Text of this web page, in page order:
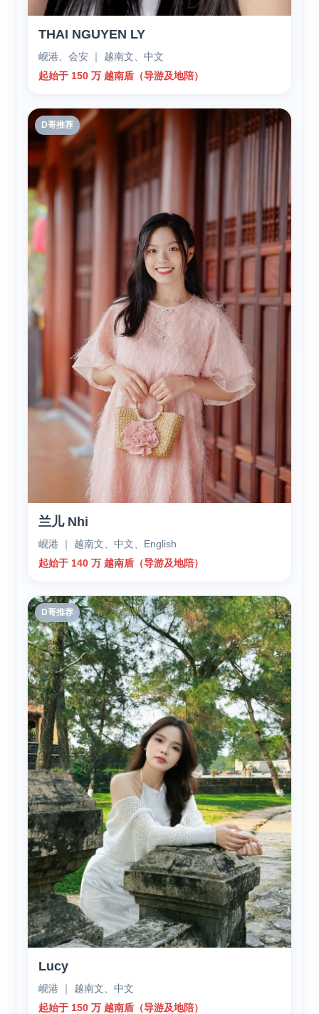
THAI NGUYEN LY
岘港、会安 ｜ 越南文、中文
起始于 150 万 越南盾（导游及地陪）
D哥推荐
兰儿 Nhi
岘港 ｜ 越南文、中文、English
起始于 140 万 越南盾（导游及地陪）
D哥推荐
Lucy
岘港 ｜ 越南文、中文
起始于 150 万 越南盾（导游及地陪）